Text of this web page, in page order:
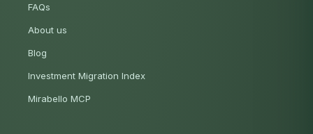
FAQs
About us
Blog
Investment Migration Index
Mirabello MCP